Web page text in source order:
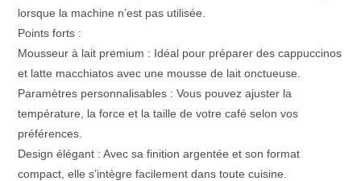
lorsque la machine n’est pas utilisée.
Points forts :
Mousseur à lait premium : Idéal pour préparer des cappuccinos
et latte macchiatos avec une mousse de lait onctueuse.
Paramètres personnalisables : Vous pouvez ajuster la
température, la force et la taille de votre café selon vos
préférences.
Design élégant : Avec sa finition argentée et son format
compact, elle s’intègre facilement dans toute cuisine.